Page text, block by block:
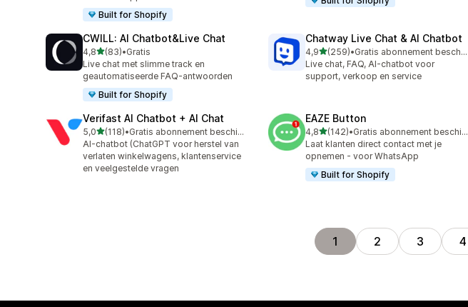
Built for Shopify
CWILL: AI Chatbot&Live Chat
4,8van 5 sterren
(83)
83 recensies in totaal
•Gratis
Live chat met slimme track en
geautomatiseerde FAQ-antwoorden
Built for Shopify
Chatway Live Chat & AI Chatbot
4,9van 5 sterren
(259)
259 recensies in totaal
•
Gratis abonnement beschikbaar
Live chat, FAQ, AI-chatbot voor
support, verkoop en service
Verifast AI Chatbot + AI Chat
5,0van 5 sterren
(118)
118 recensies in totaal
•
Gratis abonnement beschikbaar
AI-chatbot (ChatGPT voor herstel van
verlaten winkelwagens, klantenservice
en veelgestelde vragen
EAZE Button
4,8van 5 sterren
(142)
142 recensies in totaal
•
Gratis abonnement beschikbaar
Laat klanten direct contact met je
opnemen - voor WhatsApp
Built for Shopify
1 2 3 4